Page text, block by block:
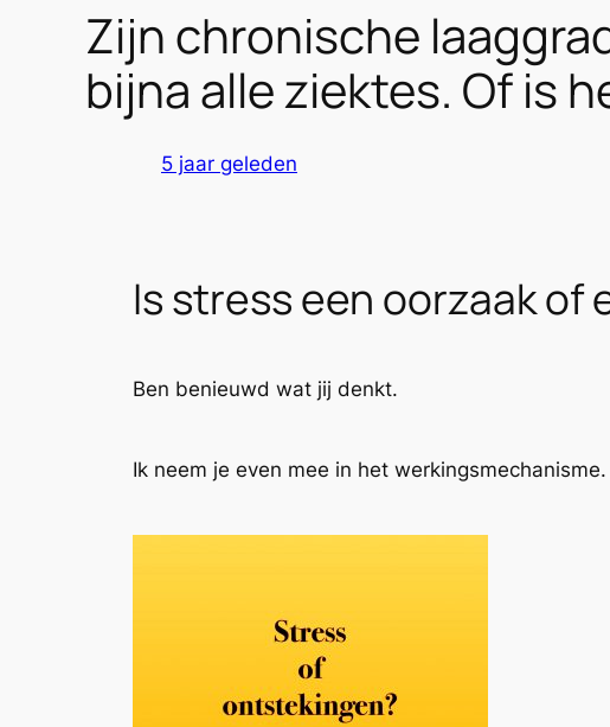
Zijn chronische
bijna alle ziektes. Of is
5 jaar geleden
Is stress een oorzaak of
Ben benieuwd wat jij denkt.
Ik neem je even mee in het werkingsmechanisme.